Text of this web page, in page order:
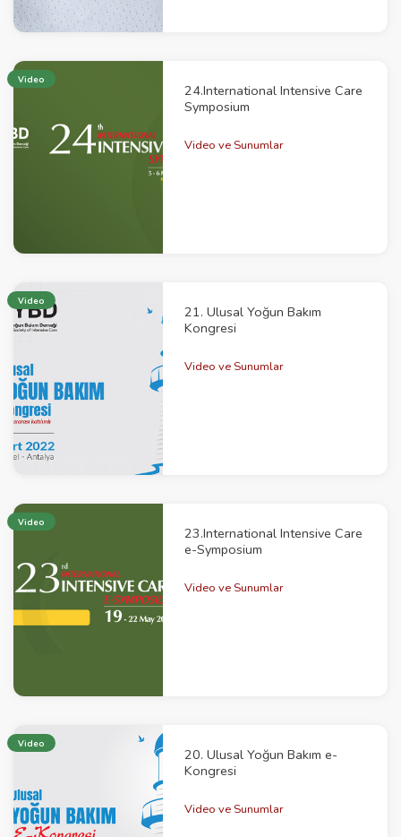
Video
24.International Intensive Care
Symposium
Video ve Sunumlar
Video
21. Ulusal Yoğun Bakım
Kongresi
Video ve Sunumlar
Video
23.International Intensive Care
e-Symposium
Video ve Sunumlar
Video
20. Ulusal Yoğun Bakım e-
Kongresi
Video ve Sunumlar